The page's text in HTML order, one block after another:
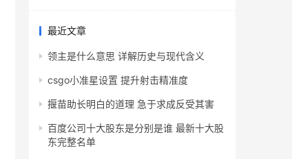
最近文章
领主是什么意思 详解历史与现代含义
csgo小准星设置 提升射击精准度
揠苗助长明白的道理 急于求成反受其害
百度公司十大股东是分别是谁 最新十大股
东完整名单